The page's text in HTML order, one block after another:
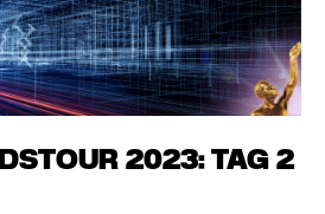
2023: TAG 2